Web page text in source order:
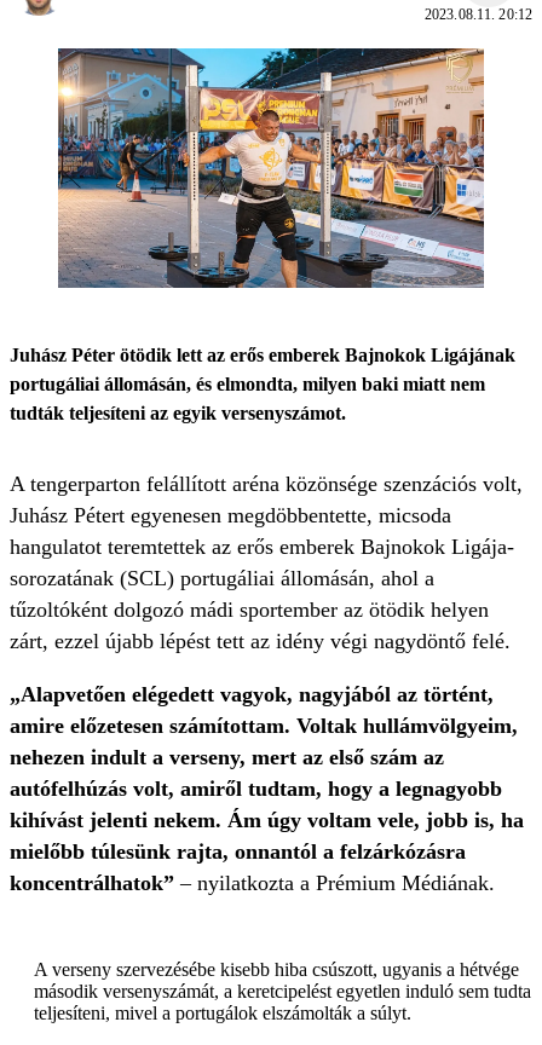
2023.08.11. 20:12
Juhász Péter ötödik lett az erős emberek Bajnokok Ligájának
portugáliai állomásán, és elmondta, milyen baki miatt nem
tudták teljesíteni az egyik versenyszámot.
A tengerparton felállított aréna közönsége szenzációs volt,
Juhász Pétert egyenesen megdöbbentette, micsoda
hangulatot teremtettek az erős emberek Bajnokok Ligája-
sorozatának (SCL) portugáliai állomásán, ahol a
tűzoltóként dolgozó mádi sportember az ötödik helyen
zárt, ezzel újabb lépést tett az idény végi nagydöntő felé.
„Alapvetően elégedett vagyok, nagyjából az történt,
amire előzetesen számítottam. Voltak hullámvölgyeim,
nehezen indult a verseny, mert az első szám az
autófelhúzás volt, amiről tudtam, hogy a legnagyobb
kihívást jelenti nekem. Ám úgy voltam vele, jobb is, ha
mielőbb túlesünk rajta, onnantól a felzárkózásra
koncentrálhatok” – nyilatkozta a Prémium Médiának.
A verseny szervezésébe kisebb hiba csúszott, ugyanis a hétvége
második versenyszámát, a keretcipelést egyetlen induló sem tudta
teljesíteni, mivel a portugálok elszámolták a súlyt.